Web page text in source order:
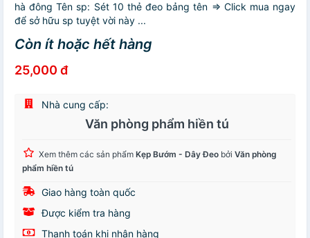
hà đông Tên sp: Sét 10 thẻ đeo bảng tên => Click mua ngay
để sở hữu sp tuyệt vời này ...
Còn ít hoặc hết hàng
25,000 đ
Nhà cung cấp:
Văn phòng phẩm hiền tú
Xem thêm các sản phẩm Kẹp Bướm - Dây Đeo bởi Văn phòng
phẩm hiền tú
Giao hàng toàn quốc
Được kiểm tra hàng
Thanh toán khi nhận hàng